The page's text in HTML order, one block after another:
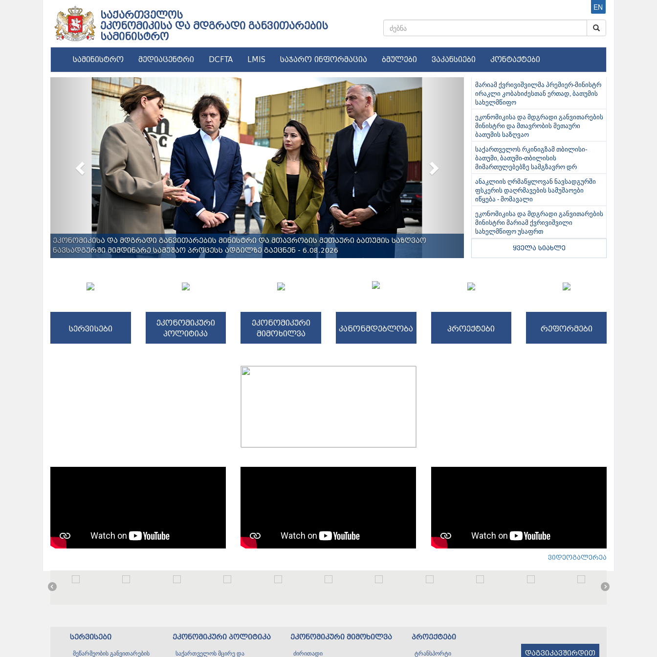
საქართველოს
ეკონომიკისა და მდგრადი განვითარების
სამინისტრო
EN
სამინისტრო მედიაცენტრი DCFTA LMIS საჯარო ინფორმაცია ბმულები ვაკანსიები კონტაქტები
ეკონომიკისა და მდგრადი განვითარების მინისტრი და მთავრობის მეთაური ბათუმის საზღვაო
ნავსადგურში მიმდინარე სამუშაო პროცესს ადგილზე გაეცნენ - 6.08.2026
Previous
მარიამ ქვრივიშვილმა პრემიერ-მინისტრ
ირაკლი კობახიძესთან ერთად, ბათუმის
სახელმწიფო
ეკონომიკისა და მდგრადი განვითარების
მინისტრი და მთავრობის მეთაური
ბათუმის საზღვაო
საქართველოს რკინიგზამ თბილისი-
ბათუმი, ბათუმი-თბილისის
მიმართულებებზე სამგზავრო დრ
ანაკლიის ღრმაწყლოვან ნავსადგურში
ფსკერის დაღრმავების სამუშაოები
იწყება - მომავალი
ეკონომიკისა და მდგრადი განვითარების
მინისტრი მარიამ ქვრივიშვილი
სახელმწიფო უსაფრთ
ყველა სიახლე
სერვისები
ეკონომიკური
პოლიტიკა
ეკონომიკური
მიმოხილვა
კანონმდებლობა პროექტები რეფორმები
ვიდეოგალერეა
სერვისები
მეწარმეობის განვითარების
ეკონომიკური პოლიტიკა
საქართველოს მცირე და
ეკონომიკური მიმოხილვა
ძირითადი
პროექტები
ტრანსპორტი დაგვიკავშირდით